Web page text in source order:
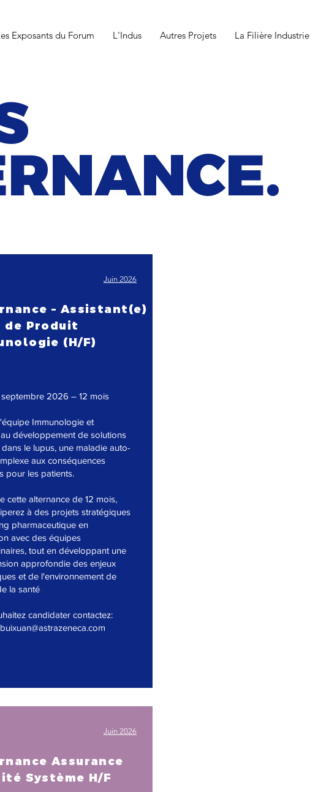
Exposants du Forum L'Indus Autres Projets La Filière Industrie
Juin 2026
– Assistant(e)
de Produit
(H/F)
2026 – 12 mois
Immunologie et
développement de solutions
le lupus, une maladie auto-
aux conséquences
pour les patients.
cette alternance de 12 mois,
à des projets stratégiques
pharmaceutique en
avec des équipes
tout en développant une
approfondie des enjeux
et de l'environnement de
la santé.
candidater contactez:
Juin 2026
Assurance
Système H/F